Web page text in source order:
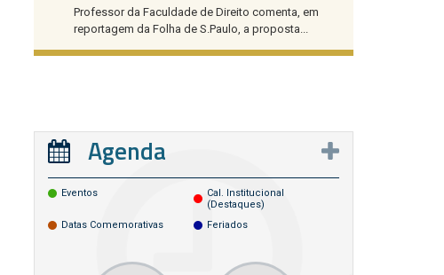
Professor da Faculdade de Direito comenta, em
reportagem da Folha de S.Paulo, a proposta...
Agenda
Eventos
Cal. Institucional
(destaques)
Datas Comemorativas
Feriados